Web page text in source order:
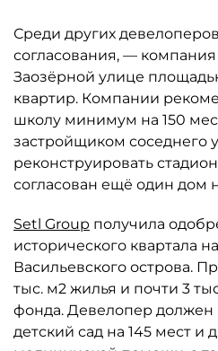
Среди других
согласования, —
Заозёрной улице
квартир. Компании
школу минимум на 150
застройщиком соседнего
реконструировать
согласован ещё один дом
Setl Group получила
исторического квартала
Васильевского острова.
тыс. м2 жилья и почти 3
фонда. Девелопер должен
детский сад на 145 мест и